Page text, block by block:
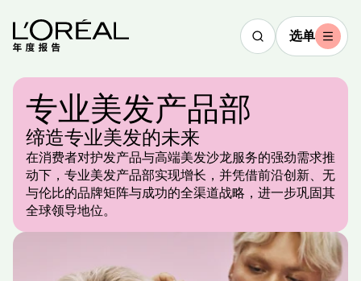
选单
专业美发产品部
缔造专业美发的未来
在消费者对护发产品与高端美发沙龙服务的强劲需求推
动下，专业美发产品部实现增长，并凭借前沿创新、无
与伦比的品牌矩阵与成功的全渠道战略，进一步巩固其
全球领导地位。
观
2025
亮点回顾
文字版